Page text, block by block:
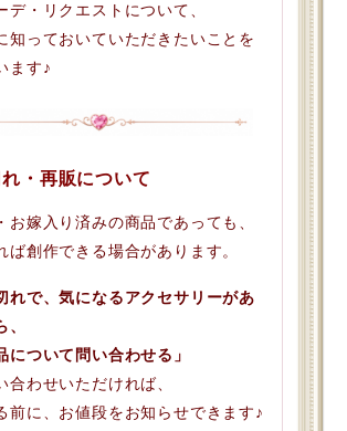
デ・リクエストについて、
知っておいていただきたいことを
ます♪
・再販について
お嫁入り済みの商品であっても、
ば創作できる場合があります。
れで、気になるアクセサリーがあ
、
について問い合わせる」
合わせいただければ、
前に、お値段をお知らせできます♪